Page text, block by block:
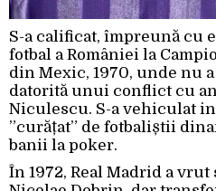
S-a calificat, împreună cu
fotbal a României la
din Mexic, 1970, unde nu
datorită unui conflict cu
Niculescu. S-a vehiculat
”curățat” de fotbaliștii
banii la poker.
În 1972, Real Madrid a